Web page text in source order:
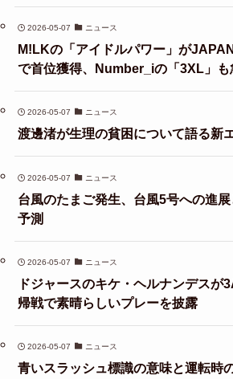
2026-05-07 ニュース
M!LKの「アイドルパワー」が
で首位獲得、Number_iの「3XL」も
2026-05-07 ニュース
渡邊渚が生理の貧困について語る新
2026-05-07 ニュース
台風のたまご発生、台風5号への進
予測
2026-05-07 ニュース
ドジャースのキケ・ヘルナンデスが
帰戦で素晴らしいプレーを披露
2026-05-07 ニュース
青いスラッシュ標識の意味と運転時